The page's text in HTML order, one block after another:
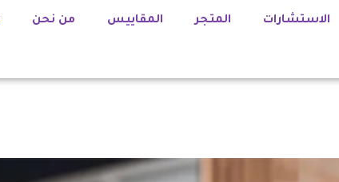
الاستشارات المتجر المقاييس من نحن